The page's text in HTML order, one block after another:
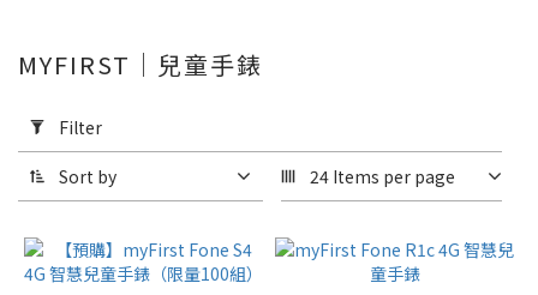
Filter
(0/20)
Range
(NT$)
MYFIRST｜兒童手錶
Filter
Sort by 24 Items per page